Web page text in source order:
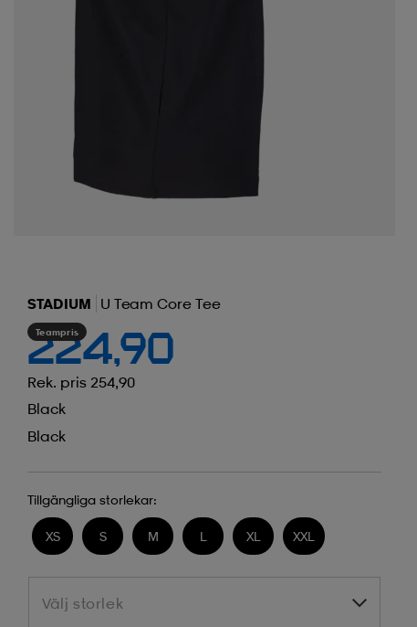
STADIUM U Team Core Tee
Teampris
224,90
Rek. pris 254,90
Black
Black
Tillgängliga storlekar:
XS S M L XL XXL
Välj storlek
Välj storlek